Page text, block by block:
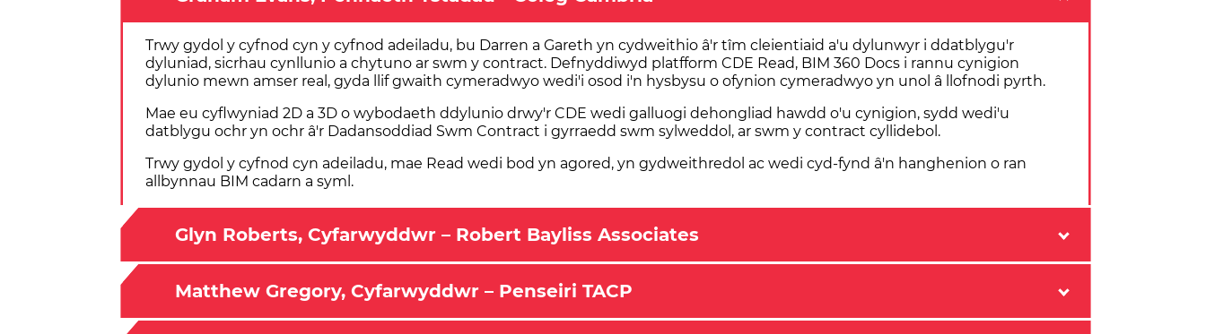
Trwy gydol y cyfnod cyn y cyfnod adeiladu, bu Darren a Gareth yn cydweithio â'r tîm cleientiaid a'u dylunwyr i ddatblygu'r
dyluniad, sicrhau cynllunio a chytuno ar swm y contract. Defnyddiwyd platfform CDE Read, BIM 360 Docs i rannu cynigion
dylunio mewn amser real, gyda llif gwaith cymeradwyo wedi'i osod i'n hysbysu o ofynion cymeradwyo yn unol â llofnodi pyrth.
Mae eu cyflwyniad 2D a 3D o wybodaeth ddylunio drwy'r CDE wedi galluogi dehongliad hawdd o'u cynigion, sydd wedi'u
datblygu ochr yn ochr â'r Dadansoddiad Swm Contract i gyrraedd swm sylweddol, ar swm y contract cyllidebol.
Trwy gydol y cyfnod cyn adeiladu, mae Read wedi bod yn agored, yn gydweithredol ac wedi cyd-fynd â'n hanghenion o ran
allbynnau BIM cadarn a syml.
Glyn Roberts, Cyfarwyddwr – Robert Bayliss Associates
Matthew Gregory, Cyfarwyddwr – Penseiri TACP